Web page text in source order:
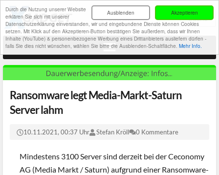
Akzeptieren
Ausblenden
Durch die Nutzung unserer Website
erklären Sie sich mit unserer
Datenschutzerklärung einverstanden, wir und eingebundene Dienste können Cookies
setzen. Mit Klick auf den Akzeptieren-Button bestätigen Sie außerdem, dass wir Ihnen
Inhalte (YouTube) & personenbezogene Werbung eines Drittanbieters ausliefern dürfen -
falls Sie dies nicht wünschen, wählen Sie bitte die Ausblenden-Schaltfläche. Mehr Info.
Ransomware legt Media-Markt-Saturn
Server lahm
10.11.2021, 00:37 Uhr Stefan Kröll 0 Kommentare
Mindestens 3100 Server sind derzeit bei der Ceconomy
AG (Media Markt / Saturn) aufgrund einer Ransomware-